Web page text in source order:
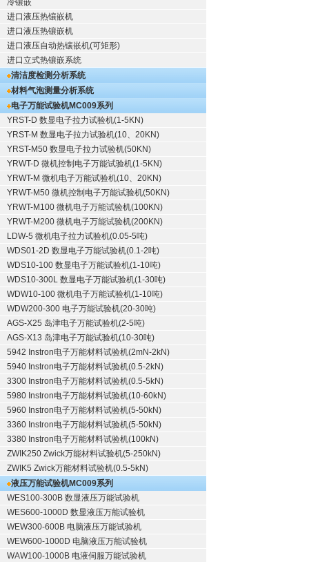
冷镶嵌
进口液压热镶嵌机
进口液压热镶嵌机
进口液压自动热镶嵌机(可矩形)
进口立式热镶嵌系统
清洁度检测分析系统
材料气泡测量分析系统
电子万能试验机MC009系列
YRST-D 数显电子拉力试验机(1-5KN)
YRST-M 数显电子拉力试验机(10、20KN)
YRST-M50 数显电子拉力试验机(50KN)
YRWT-D 微机控制电子万能试验机(1-5KN)
YRWT-M 微机电子万能试验机(10、20KN)
YRWT-M50 微机控制电子万能试验机(50KN)
YRWT-M100 微机电子万能试验机(100KN)
YRWT-M200 微机电子万能试验机(200KN)
LDW-5 微机电子拉力试验机(0.05-5吨)
WDS01-2D 数显电子万能试验机(0.1-2吨)
WDS10-100 数显电子万能试验机(1-10吨)
WDS10-300L 数显电子万能试验机(1-30吨)
WDW10-100 微机电子万能试验机(1-10吨)
WDW200-300 电子万能试验机(20-30吨)
AGS-X25 岛津电子万能试验机(2-5吨)
AGS-X13 岛津电子万能试验机(10-30吨)
5942 Instron电子万能材料试验机(2mN-2kN)
5940 Instron电子万能材料试验机(0.5-2kN)
3300 Instron电子万能材料试验机(0.5-5kN)
5980 Instron电子万能材料试验机(10-60kN)
5960 Instron电子万能材料试验机(5-50kN)
3360 Instron电子万能材料试验机(5-50kN)
3380 Instron电子万能材料试验机(100kN)
ZWIK250 Zwick万能材料试验机(5-250kN)
ZWIK5 Zwick万能材料试验机(0.5-5kN)
液压万能试验机MC009系列
WES100-300B 数显液压万能试验机
WES600-1000D 数显液压万能试验机
WEW300-600B 电脑液压万能试验机
WEW600-1000D 电脑液压万能试验机
WAW100-1000B 电液伺服万能试验机